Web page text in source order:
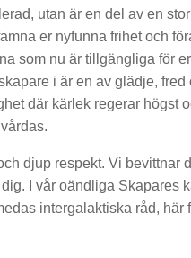
utan är en del av en
er nyfunna frihet och
som nu är tillgängliga för
i är en av glädje, fred
där kärlek regerar högst
djup respekt. Vi bevittnar
I vår oändliga Skapares
intergalaktiska råd, här